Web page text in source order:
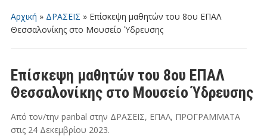
Αρχική » ΔΡΑΣΕΙΣ » Επίσκεψη μαθητών του 8ου ΕΠΑΛ
Θεσσαλονίκης στο Μουσείο Ύδρευσης
Επίσκεψη μαθητών του 8ου ΕΠΑΛ
Θεσσαλονίκης στο Μουσείο Ύδρευσης
Από τον/την panbal στην ΔΡΑΣΕΙΣ, ΕΠΑΛ, ΠΡΟΓΡΑΜΜΑΤΑ
στις 24 Δεκεμβρίου 2023.